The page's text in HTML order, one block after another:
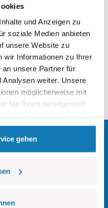
und Anzeigen zu
soziale Medien anbieten
unsere Website zu
wir Informationen zu Ihrer
an unsere Partner für
Analysen weiter. Unsere
möglicherweise mit
Sie ihnen bereitgestellt
gehen
nicht private Zwecke ist
von COBI S.A.,
Grafiken, Quellcodes,
oder elektronischem
geahndet.
veröffentlichte
zu